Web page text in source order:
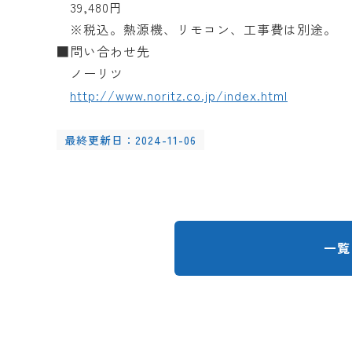
39,480円
※税込。熱源機、リモコン、工事費は別途。
■問い合わせ先
ノーリツ
http://www.noritz.co.jp/index.html
最終更新日：2024-11-06
一